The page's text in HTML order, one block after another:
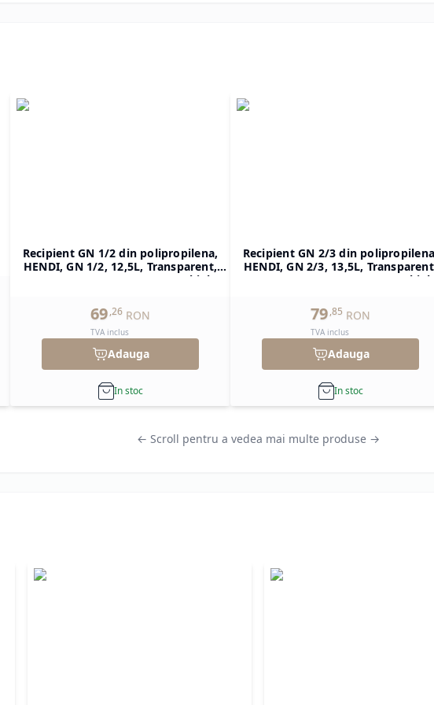
Recipient GN 1/2 din polipropilena,
HENDI, GN 1/2, 12,5L, Transparent,
325x265x(H)200mm, Dreptunghiular
69,26 RON
TVA inclus
Adauga
In stoc
Recipient GN 2/3 din
HENDI, GN 2/3, 13,5L,
354x325x(H)150mm, Dreptunghiular
79,85 RON
TVA inclus
Adauga
In stoc
← Scroll pentru a vedea mai multe produse →